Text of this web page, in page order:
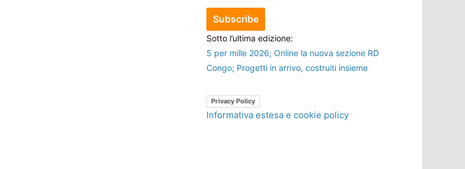
Sotto l’ultima edizione:
5 per mille 2026; Online la nuova sezione RD
Congo; Progetti in arrivo, costruiti insieme
Privacy Policy
Informativa estesa e cookie policy